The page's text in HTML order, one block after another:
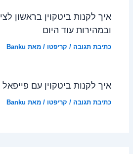
איך לקנות ביטקוין בראשון
ובמהירות עוד היום
כתיבת תגובה / קריפטו / מאת Banku
איך לקנות ביטקוין עם
כתיבת תגובה / קריפטו / מאת Banku